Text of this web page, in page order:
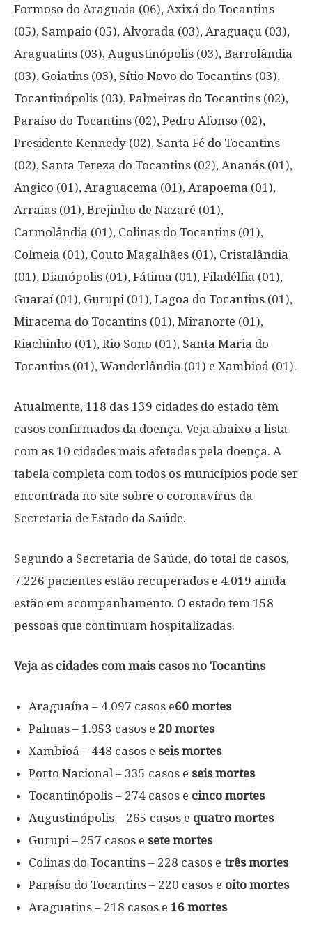
Formoso do Araguaia (06), Axixá do Tocantins
(05), Sampaio (05), Alvorada (03), Araguaçu (03),
Araguatins (03), Augustinópolis (03), Barrolândia
(03), Goiatins (03), Sítio Novo do Tocantins (03),
Tocantinópolis (03), Palmeiras do Tocantins (02),
Paraíso do Tocantins (02), Pedro Afonso (02),
Presidente Kennedy (02), Santa Fé do Tocantins
(02), Santa Tereza do Tocantins (02), Ananás (01),
Angico (01), Araguacema (01), Arapoema (01),
Arraias (01), Brejinho de Nazaré (01),
Carmolândia (01), Colinas do Tocantins (01),
Colmeia (01), Couto Magalhães (01), Cristalândia
(01), Dianópolis (01), Fátima (01), Filadélfia (01),
Guaraí (01), Gurupi (01), Lagoa do Tocantins (01),
Miracema do Tocantins (01), Miranorte (01),
Riachinho (01), Rio Sono (01), Santa Maria do
Tocantins (01), Wanderlândia (01) e Xambioá (01).
Atualmente, 118 das 139 cidades do estado têm
casos confirmados da doença. Veja abaixo a lista
com as 10 cidades mais afetadas pela doença. A
tabela completa com todos os municípios pode ser
encontrada no site sobre o coronavírus da
Secretaria de Estado da Saúde.
Segundo a Secretaria de Saúde, do total de casos,
7.226 pacientes estão recuperados e 4.019 ainda
estão em acompanhamento. O estado tem 158
pessoas que continuam hospitalizadas.
Veja as cidades com mais casos no Tocantins
Araguaína – 4.097 casos e60 mortes
Palmas – 1.953 casos e 20 mortes
Xambioá – 448 casos e seis mortes
Porto Nacional – 335 casos e seis mortes
Tocantinópolis – 274 casos e cinco mortes
Augustinópolis – 265 casos e quatro mortes
Gurupi – 257 casos e sete mortes
Colinas do Tocantins – 228 casos e três mortes
Paraíso do Tocantins – 220 casos e oito mortes
Araguatins – 218 casos e 16 mortes